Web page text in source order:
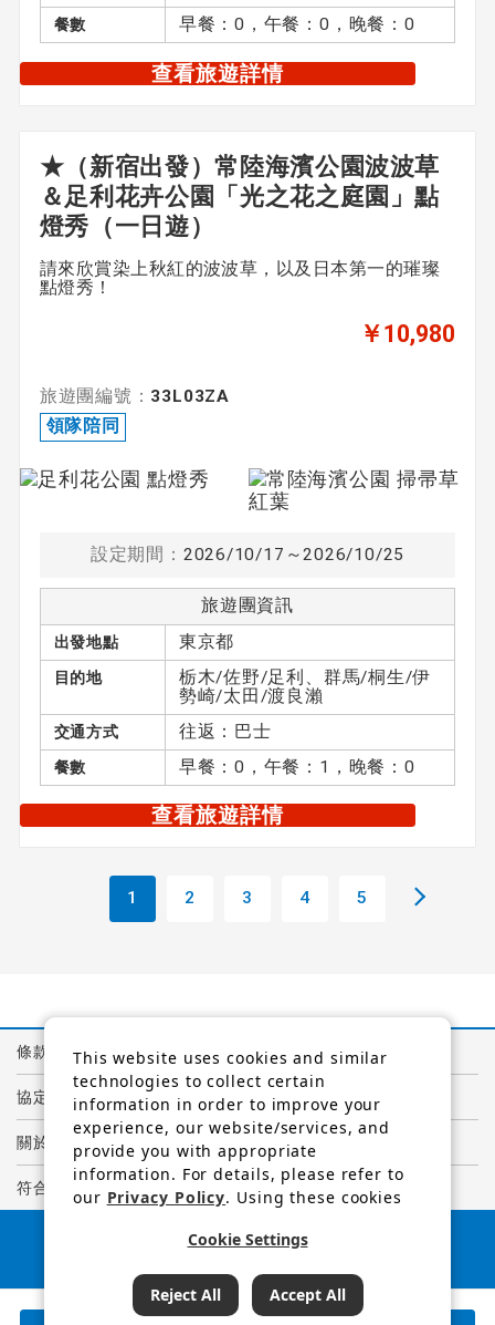
餐數 早餐：0，午餐：0，晚餐：0
查看旅遊詳情
★（新宿出發）常陸海濱公園波波草
＆足利花卉公園「光之花之庭園」點
燈秀（一日遊）
請來欣賞染上秋紅的波波草，以及日本第一的璀璨
點燈秀！
￥10,980
旅遊團編號： 33L03ZA
領隊陪同
設定期間： 2026/10/17～2026/10/25
旅遊團資訊
出發地點 東京都
目的地
栃木/佐野/足利、群馬/桐生/伊
勢崎/太田/渡良瀨
交通方式 往返：巴士
餐數 早餐：0，午餐：1，晚餐：0
查看旅遊詳情
1 2 3 4 5
查詢結果 165 可預訂行程
條款與條件
協定
關於個人資訊的隱私權政策
符合GDPR規定的隱私權聲明
日本旅遊廳長官
註冊旅行社編號1847
This website uses cookies and similar
technologies to collect certain
information in order to improve your
experience, our website/services, and
provide you with appropriate
information. For details, please refer to
our Privacy Policy. Using these cookies
party providers may process personal
Cookie Settings
Reject All Accept All